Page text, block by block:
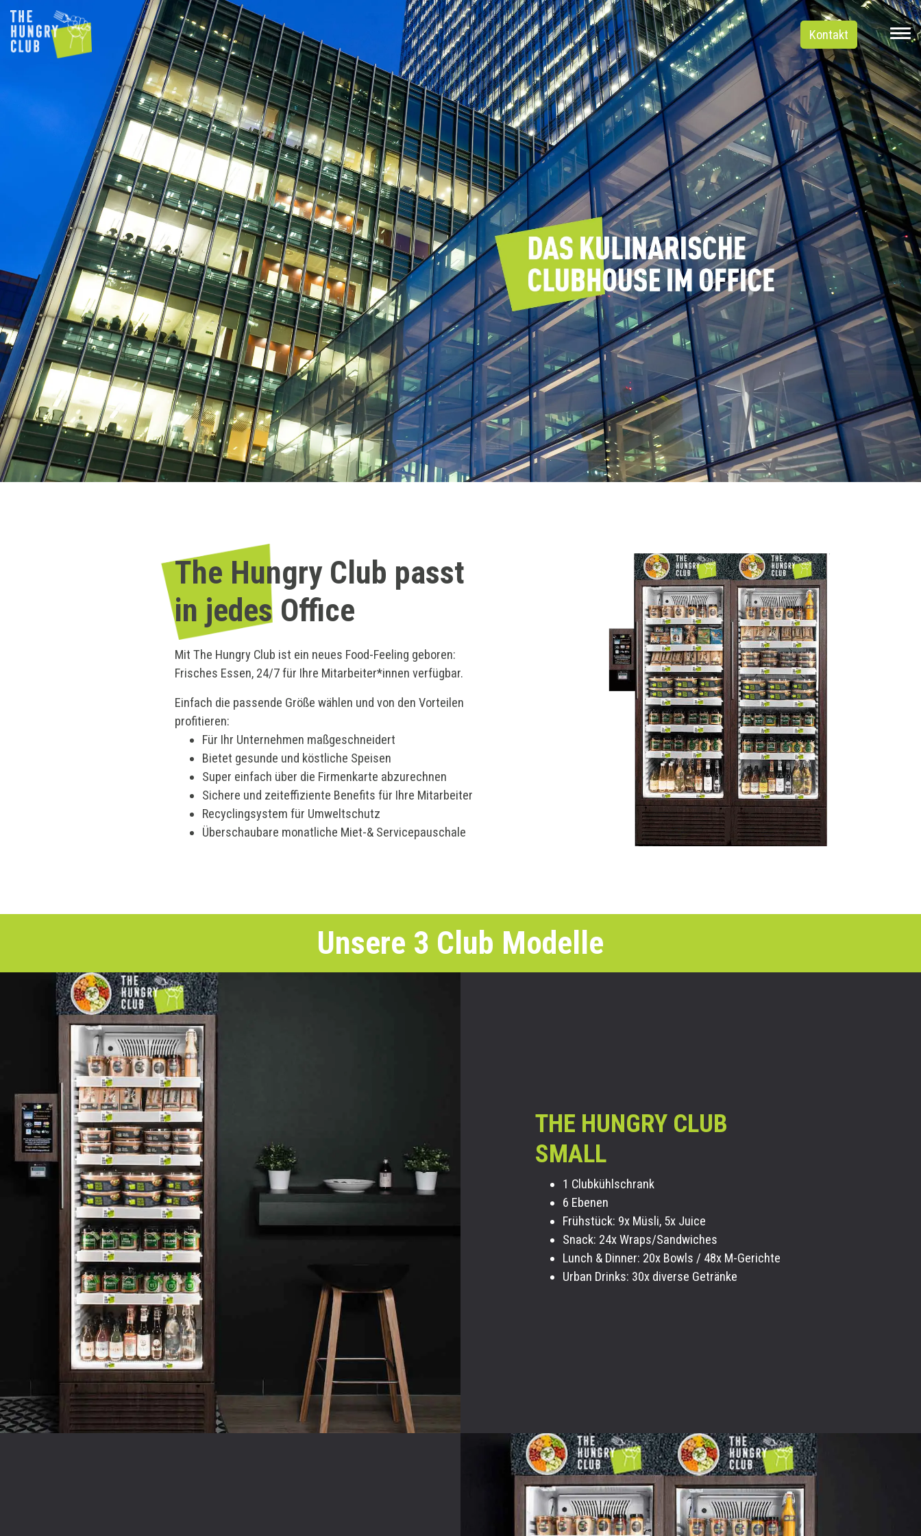
Kontakt
The Hungry Club passt
in jedes Office
Mit The Hungry Club ist ein neues Food-Feeling geboren:
Frisches Essen, 24/7 für Ihre Mitarbeiter*innen verfügbar.
Einfach die passende Größe wählen und von den Vorteilen
profitieren:
Für Ihr Unternehmen maßgeschneidert
Bietet gesunde und köstliche Speisen
Super einfach über die Firmenkarte abzurechnen
Sichere und zeiteffiziente Benefits für Ihre Mitarbeiter
Recyclingsystem für Umweltschutz
Überschaubare monatliche Miet-& Servicepauschale
Unsere 3 Club Modelle
THE HUNGRY CLUB
SMALL
1 Clubküh lschrank
6 Ebenen
Frühstück: 9x Müsli, 5x Juice
Snack: 24x Wraps/Sandwiches
Lunch & Dinner: 20x Bowls / 48x M-Gerichte
Urban Drinks: 30x diverse Getränke